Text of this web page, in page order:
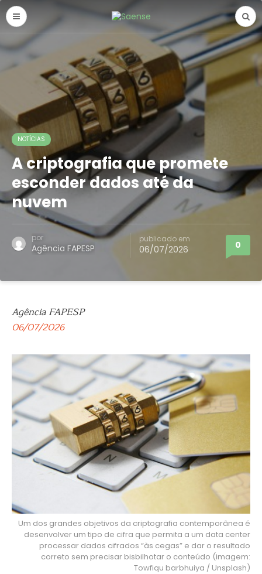
NOTÍCIAS
A criptografia que promete
esconder dados até da
nuvem
por
Agência FAPESP
publicado em
06/07/2026 0
Agência FAPESP
06/07/2026
Um dos grandes objetivos da criptografia contemporânea é
desenvolver um tipo de cifra que permita a um data center
processar dados cifrados “às cegas” e dar o resultado
correto sem precisar bisbilhotar o conteúdo (imagem:
Towfiqu barbhuiya / Unsplash)